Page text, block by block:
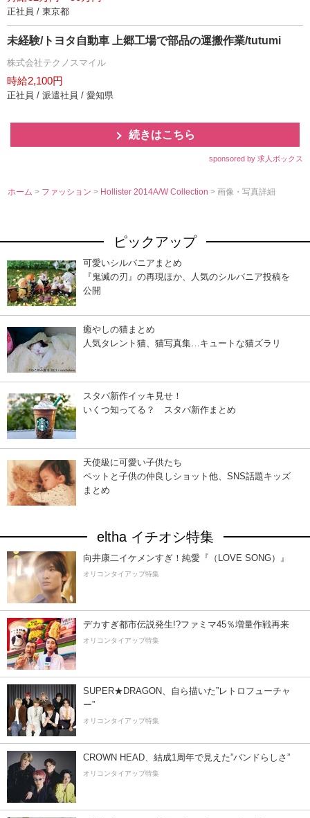
正社員 / 東京都
未経験/トヨタ自動車 上郷工場で部品の運搬作業/tutumi
株式会社テクノスマイル
時給2,100円
正社員 / 派遣社員 / 愛知県
続きはこちら
sponsored by 求人ボックス
ホーム > ファッション> Hollister 2014A/W Collection> 画像・写真詳細
ピックアップ
可愛いシルバニアまとめ
『鬼滅の刃』の再現ほか、人気のシルバニア投稿を
公開
癒やしの猫まとめ
人気タレント猫、猫写真集…キュートな猫ズラリ
スタバ新作イッキ見せ！
いくつ知ってる？ スタバ新作まとめ
天使級に可愛い子供たち
ペットと子供の仲良しショット他、SNS話題キッズ
まとめ
eltha イチオシ特集
向井康二イケメンすぎ！純愛『（LOVE SONG）』
オリコンタイアップ特集
デカすぎ都市伝説発生!?ファミマ45％増量作戦再来
オリコンタイアップ特集
SUPER★DRAGON、自ら描いた”レトロフューチャ
ー”
オリコンタイアップ特集
CROWN HEAD、結成1周年で見えた”バンドらしさ”
オリコンタイアップ特集